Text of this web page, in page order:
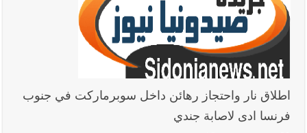
اطلاق نار واحتجاز رهائن داخل سوبرماركت في جنوب
فرنسا ادى لاصابة جندي